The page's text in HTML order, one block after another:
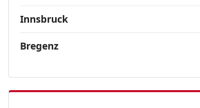
Innsbruck
Bregenz